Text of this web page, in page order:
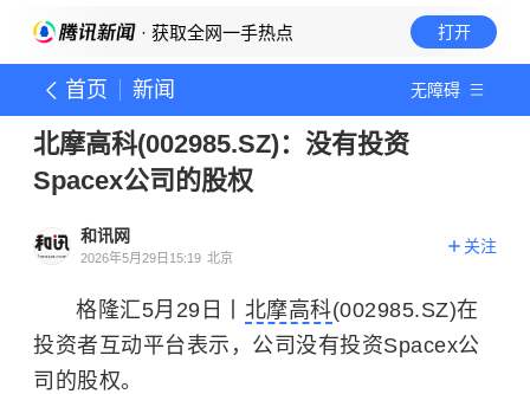
· 获取全网一手热点 打开
首页 新闻 无障碍
北摩高科(002985.SZ)：没有投资
Spacex公司的股权
和讯网
2026年5月29日15:19 北京
关注
格隆汇5月29日丨 北摩高科(002985.SZ)在
投资者互动平台表示，公司没有投资Spacex公
司的股权。